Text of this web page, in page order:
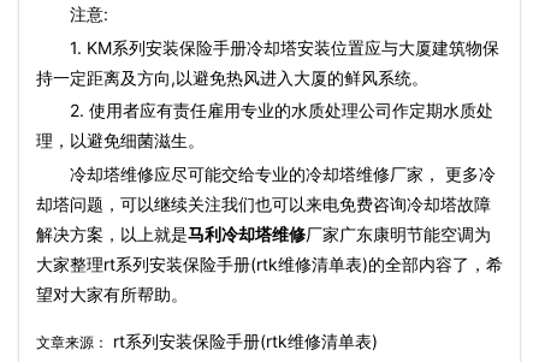
注意:
1. KM系列安装保险手册冷却塔安装位置应与大厦建筑物保
持一定距离及方向,以避免热风进入大厦的鲜风系统。
2. 使用者应有责任雇用专业的水质处理公司作定期水质处
理，以避免细菌滋生。
冷却塔维修应尽可能交给专业的冷却塔维修厂家， 更多冷
却塔问题，可以继续关注我们也可以来电免费咨询冷却塔故障
解决方案，以上就是马利冷却塔维修厂家广东康明节能空调为
大家整理rt系列安装保险手册(rtk维修清单表)的全部内容了，希
望对大家有所帮助。
文章来源： rt系列安装保险手册(rtk维修清单表)